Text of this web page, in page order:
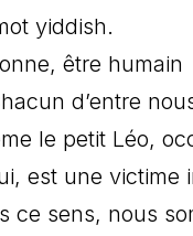
yiddish.
être
d’entre
le petit Léo,
est une victime
ce sens, nous